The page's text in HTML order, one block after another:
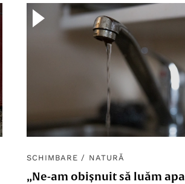
SCHIMBARE / NATURĂ
„Ne-am obișnuit să luăm